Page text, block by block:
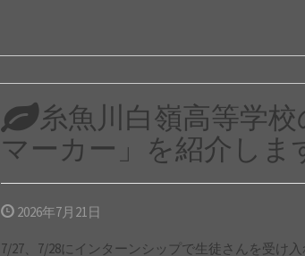
糸魚川白嶺高等学
マーカー」を紹介しま
2026年7月21日
7/27、7/28にインターンシップで生徒さんを受け